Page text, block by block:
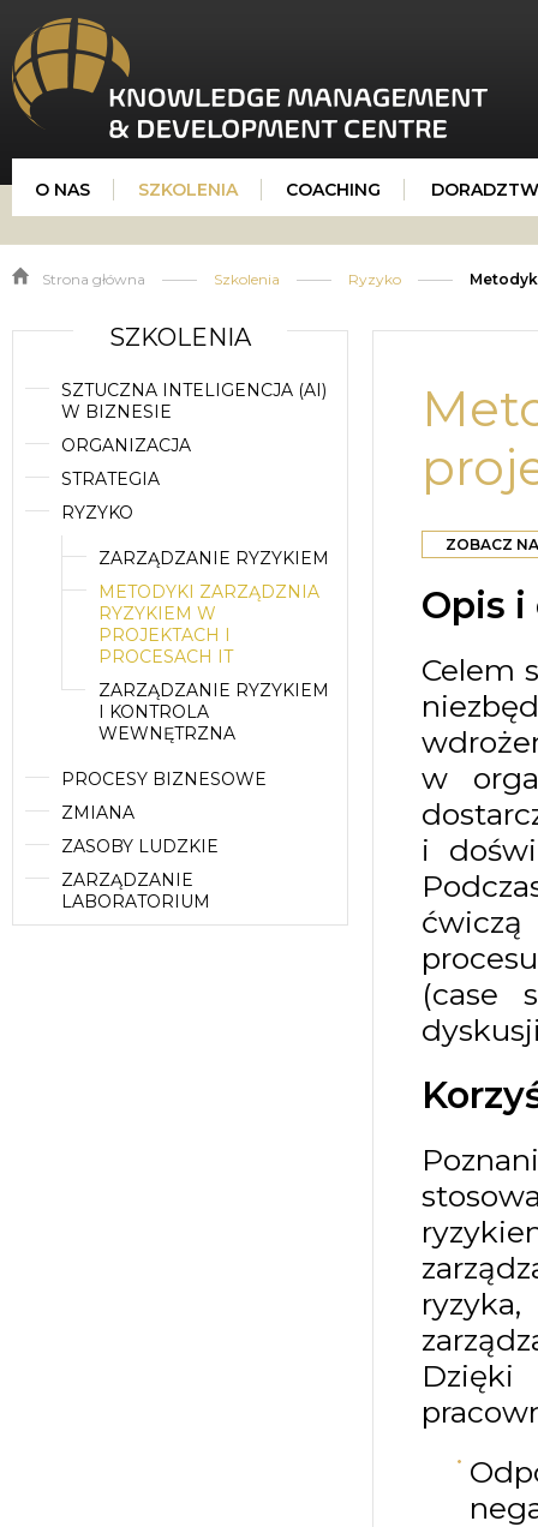
KMDC
O NAS SZKOLENIA COACHING
Strona główna Szkolenia Ryzyko
SZKOLENIA
SZTUCZNA INTELIGENCJA (AI)
W BIZNESIE
ORGANIZACJA
STRATEGIA
RYZYKO
ZARZĄDZANIE RYZYKIEM
METODYKI ZARZĄDZNIA
RYZYKIEM W
PROJEKTACH I
PROCESACH IT
ZARZĄDZANIE RYZYKIEM
I KONTROLA
WEWNĘTRZNA
PROCESY BIZNESOWE
ZMIANA
ZASOBY LUDZKIE
ZARZĄDZANIE
LABORATORIUM
ZOBACZ
Opis i
Celem
w
i
(case
Dzięki